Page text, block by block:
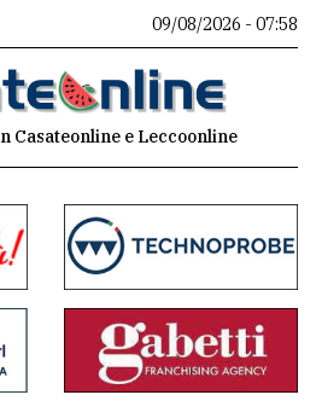
09/08/2026 - 07:58
Casateonline e Leccoonline